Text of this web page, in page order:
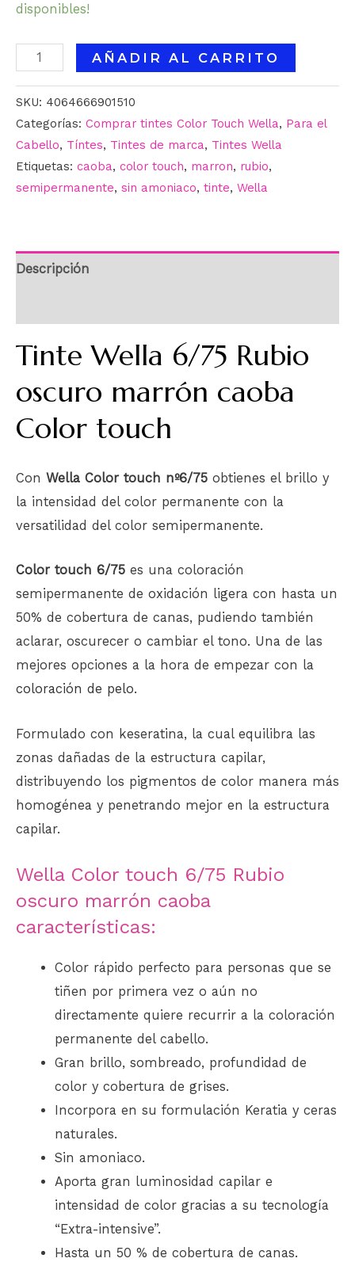
disponibles!
AÑADIR AL CARRITO
SKU: 4064666901510
Categorías: Comprar tintes Color Touch Wella, Para el
Cabello, Tíntes, Tintes de marca, Tintes Wella
Etiquetas: caoba, color touch, marron, rubio,
semipermanente, sin amoniaco, tinte, Wella
Descripción
Tinte Wella 6/75 Rubio
oscuro marrón caoba
Color touch
Con Wella Color touch nº6/75 obtienes el brillo y
la intensidad del color permanente con la
versatilidad del color semipermanente.
Color touch 6/75 es una coloración
semipermanente de oxidación ligera con hasta un
50% de cobertura de canas, pudiendo también
aclarar, oscurecer o cambiar el tono. Una de las
mejores opciones a la hora de empezar con la
coloración de pelo.
Formulado con keseratina, la cual equilibra las
zonas dañadas de la estructura capilar,
distribuyendo los pigmentos de color manera más
homogénea y penetrando mejor en la estructura
capilar.
Wella Color touch 6/75 Rubio
oscuro marrón caoba
características:
Color rápido perfecto para personas que se
tiñen por primera vez o aún no
directamente quiere recurrir a la coloración
permanente del cabello.
Gran brillo, sombreado, profundidad de
color y cobertura de grises.
Incorpora en su formulación Keratia y ceras
naturales.
Sin amoniaco.
Aporta gran luminosidad capilar e
intensidad de color gracias a su tecnología
“Extra-intensive”.
Hasta un 50 % de cobertura de canas.